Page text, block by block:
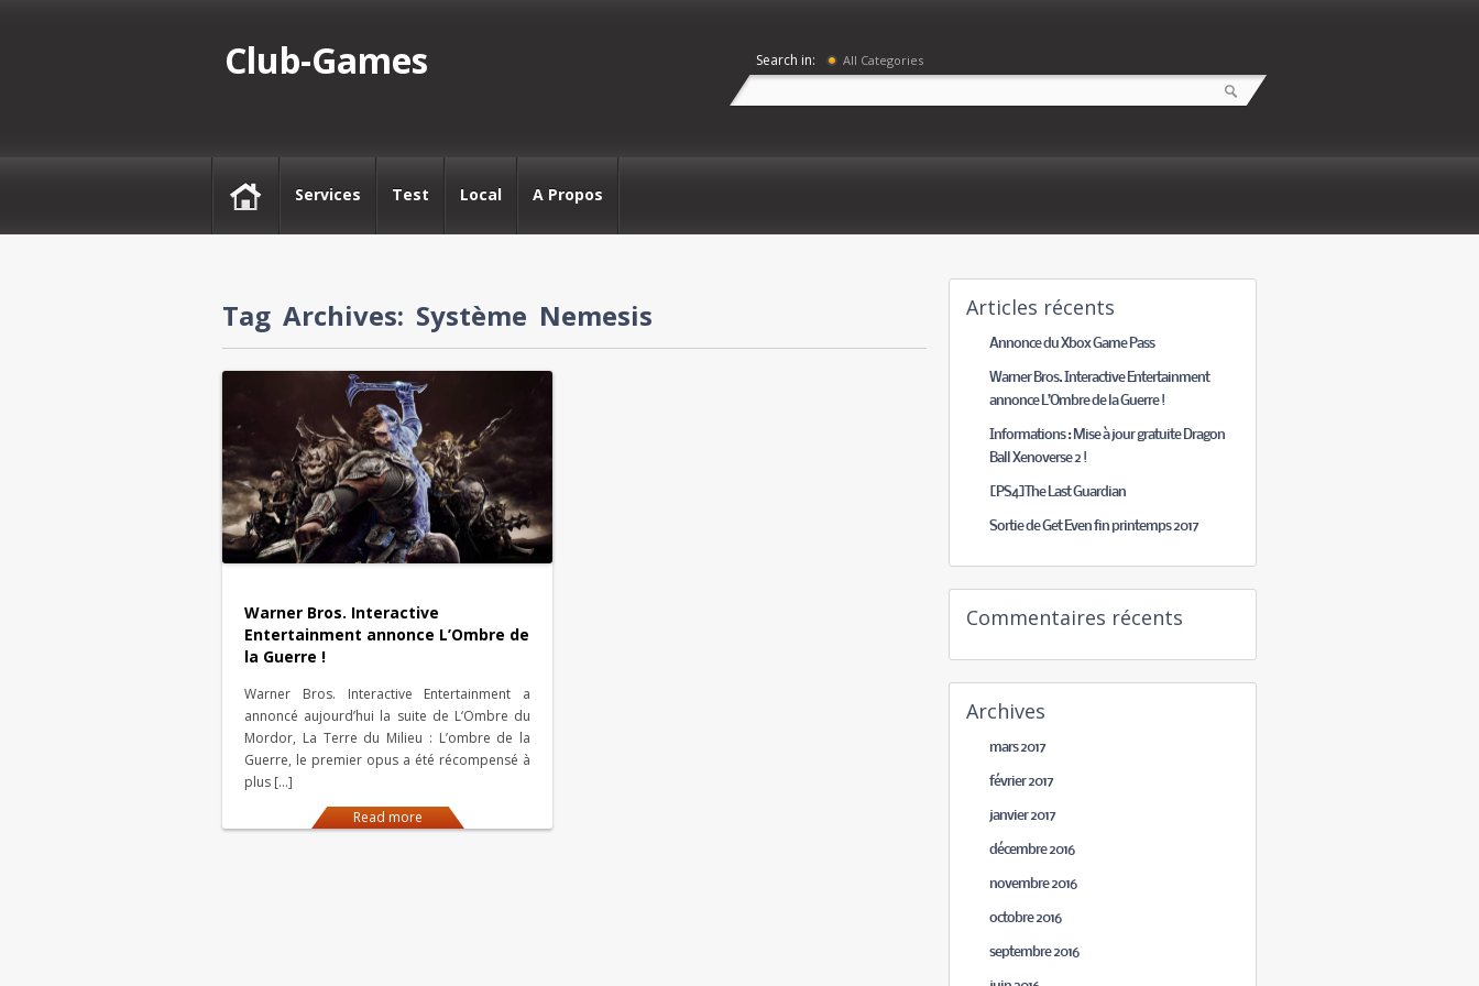
Club-Games Search in: All Categories
Services Test Local A Propos
Tag Archives: Système Nemesis
Warner Bros. Interactive
Entertainment annonce L’Ombre de
la Guerre !
Warner Bros. Interactive Entertainment a
annoncé aujourd’hui la suite de L‘Ombre du
Mordor, La Terre du Milieu : L’ombre de la
Guerre, le premier opus a été récompensé à
plus […]
Read more
Articles récents
Annonce du Xbox Game Pass
Warner Bros. Interactive Entertainment
annonce L’Ombre de la Guerre !
Informations : Mise à jour gratuite Dragon
Ball Xenoverse 2 !
[PS4]The Last Guardian
Sortie de Get Even fin printemps 2017
Commentaires récents
Archives
mars 2017
février 2017
janvier 2017
décembre 2016
novembre 2016
octobre 2016
septembre 2016